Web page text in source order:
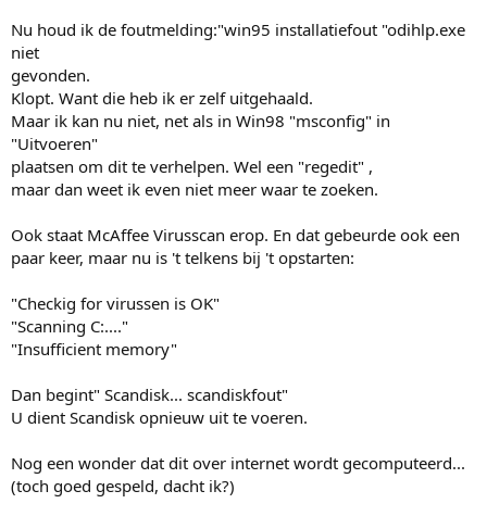
Nu houd ik de foutmelding:"win95 installatiefout "odihlp.exe
niet
gevonden.
Klopt. Want die heb ik er zelf uitgehaald.
Maar ik kan nu niet, net als in Win98 "msconfig" in
"Uitvoeren"
plaatsen om dit te verhelpen. Wel een "regedit" ,
maar dan weet ik even niet meer waar te zoeken.
Ook staat McAffee Virusscan erop. En dat gebeurde ook een
paar keer, maar nu is 't telkens bij 't opstarten:
"Checkig for virussen is OK"
"Scanning C:...."
"Insufficient memory"
Dan begint" Scandisk... scandiskfout"
U dient Scandisk opnieuw uit te voeren.
Nog een wonder dat dit over internet wordt gecomputeerd...
(toch goed gespeld, dacht ik?)